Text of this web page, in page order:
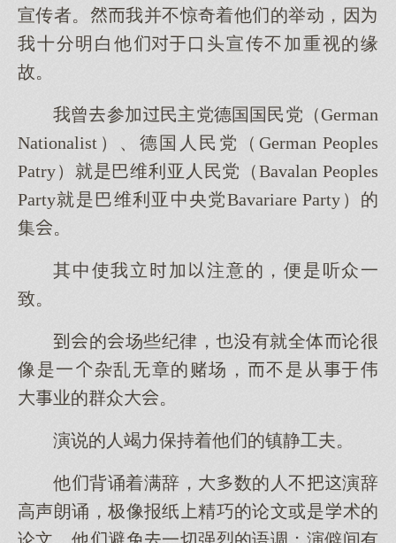
宣传者。我并不惊奇着他的举动，因
我十分明白他口头宣传不加重视的缘
故。
我曾参加民主党德国国民党（German
Nationalist）、德国人民党（German Peoples
Patry）就是巴维利亚人民党（Bavalan Peoples
Party就是巴维利亚中央党Bavariare Party）的
集。
其中使我立加注意的，便是听众一
致。
的场些纪律，有就全体论很
像是一杂乱无章的赌场，不是从伟
业的群众。
演说的人竭力保持着他的镇静工夫。
他背诵着满辞，数的人不演辞
高声朗诵，极像报纸精巧的论文或是术的